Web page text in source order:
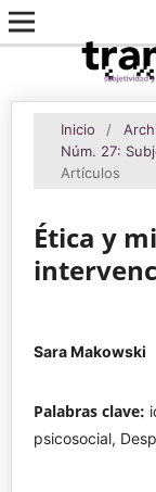
Inicio /
Núm. 27:
Artículos
Ética y
Sara Makowski
Palabras clave:
psicosocial,